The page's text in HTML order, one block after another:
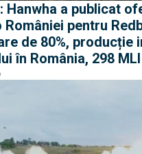
Hanwha a publicat
pentru
de 80%, producție
în România, 298